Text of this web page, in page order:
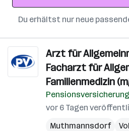
Du erhältst nur neue
Arzt für
Facharzt für
Familienmedizin
Pensionsversicherung
vor 6 Tagen
Muthmannsdorf